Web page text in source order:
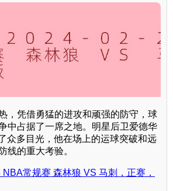
，凭借勇猛的进攻和顽强的防守，球
中占据了一席之地。明星后卫爱德华
众多目光，他在场上的运球突破和远
线的重大考验。
常规赛 森林狼 VS 马刺，正赛，